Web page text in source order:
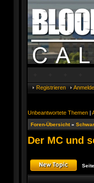
Registrieren
Unbeantwortete Themen |
Foren-Übersicht»
Der MC und
Ein
Seite